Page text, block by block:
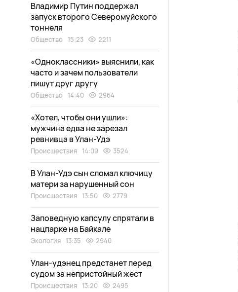
Владимир Путин поддержал
запуск второго Северомуйского
тоннеля
Общество 15:23 2211
«Одноклассники» выяснили, как
часто и зачем пользователи
пишут друг другу
Общество 14:40 2964
«Хотел, чтобы они ушли»:
мужчина едва не зарезал
ревнивца в Улан-Удэ
Происшествия 14:09 3524
В Улан-Удэ сын сломал ключицу
матери за нарушенный сон
Происшествия 13:50 2779
Заповедную капсулу спрятали в
нацпарке на Байкале
Экология 13:35 2940
Улан-удэнец предстанет перед
судом за непристойный жест
Происшествия 13:20 2495